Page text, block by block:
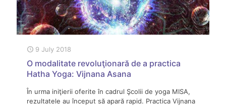
9 July 2018
O modalitate revoluţionară de a practica
Hatha Yoga: Vijnana Asana
În urma iniţierii oferite în cadrul Şcolii de yoga MISA,
rezultatele au început să apară rapid. Practica Vijnana